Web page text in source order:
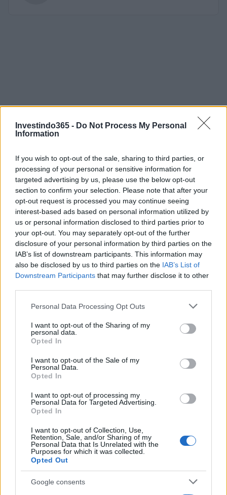
Investindo365 - Do Not Process My Personal
Information
If you wish to opt-out of the sale, sharing to third parties, or
processing of your personal or sensitive information for
targeted advertising by us, please use the below opt-out
section to confirm your selection. Please note that after your
opt-out request is processed you may continue seeing
interest-based ads based on personal information utilized by
us or personal information disclosed to third parties prior to
your opt-out. You may separately opt-out of the further
disclosure of your personal information by third parties on the
IAB’s list of downstream participants. This information may
also be disclosed by us to third parties on the IAB’s List of
Downstream Participants that may further disclose it to other
Please note that this website/app uses one or more Google
not limited to your visit or usage behaviour. You may click to
grant or deny consent to Google and its third-party tags to
use your data for below specified purposes in below Google
consent section.
Personal Data Processing Opt Outs
I want to opt-out of the Sharing of my
personal data.
Opted In
I want to opt-out of the Sale of my
Personal Data.
Opted In
I want to opt-out of processing my
Personal Data for Targeted Advertising.
Opted In
I want to opt-out of Collection, Use,
Retention, Sale, and/or Sharing of my
Personal Data that Is Unrelated with the
Purposes for which it was collected.
Opted Out
Google consents
Continue lendo
NEWS
Como as concessionárias de energia estão se adaptando aos
impactos das mudanças climáticas
Bruno Costa · 6 ago 2026
NEWS